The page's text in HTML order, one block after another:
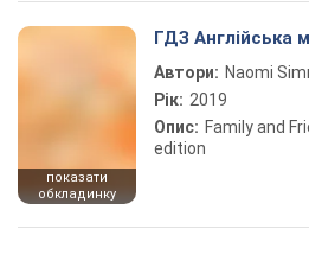
показати
обкладинку
ГДЗ Англійська
Автори: Naomi
Рік: 2019
Опис: Family and
edition